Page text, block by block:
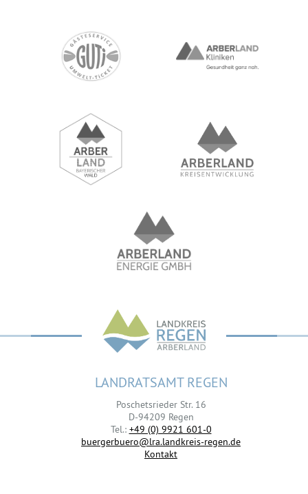
LANDRATSAMT REGEN
Poschetsrieder Str. 16
D-94209 Regen
Tel.: +49 (0) 9921 601-0
buergerbuero@lra.landkreis-regen.de
Kontakt